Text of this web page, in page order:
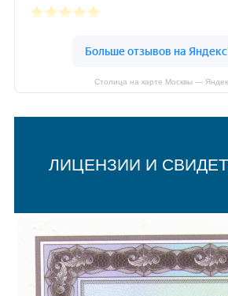
Столица на карте Москвы —
ЛИЦЕНЗИИ И